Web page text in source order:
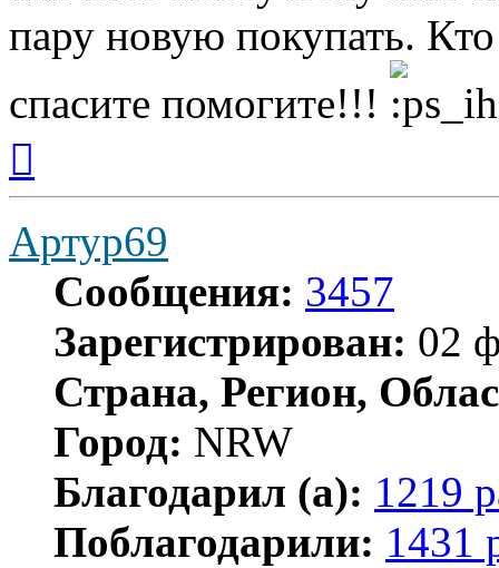
пару новую покупать.
спасите помогите!!!
началу
Артур69
Сообщения: 3457
Зарегистрирован: 02
Страна, Регион,
Город: NRW
Благодарил (а): 1219
Поблагодарили: 1431